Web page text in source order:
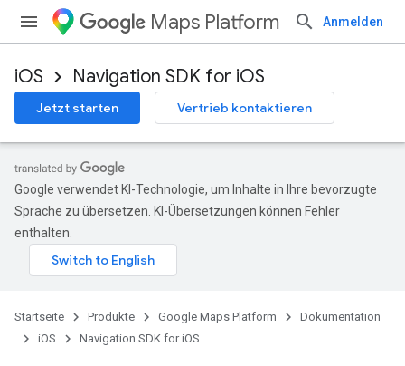
Maps Platform Anmelden
iOS Navigation SDK for iOS
Jetzt starten Vertrieb kontaktieren
Google verwendet KI-Technologie, um Inhalte in Ihre bevorzugte
Sprache zu übersetzen. KI-Übersetzungen können Fehler
enthalten.
Startseite Produkte Google Maps Platform
Dokumentation
iOS
Navigation SDK for iOS